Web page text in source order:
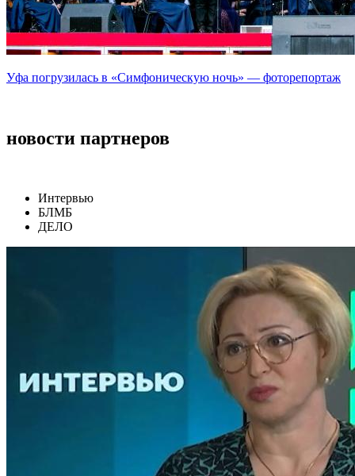
Уфа погрузилась в «Симфоническую ночь» — фоторепортаж
новости партнеров
Интервью
БЛМБ
ДЕЛО